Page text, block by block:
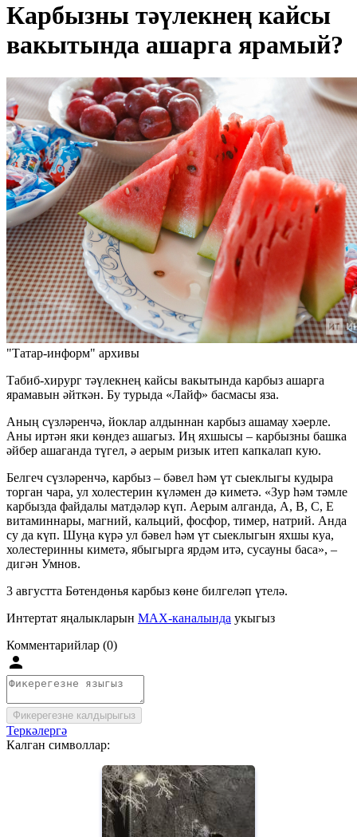
Карбызны тәүлекнең кайсы
вакытында ашарга ярамый?
"Татар-информ" архивы
Табиб-хирург тәүлекнең кайсы вакытында карбыз ашарга
ярамавын әйткән. Бу турыда «Лайф» басмасы яза.
Аның сүзләренчә, йоклар алдыннан карбыз ашамау хәерле.
Аны иртән яки көндез ашагыз. Иң яхшысы – карбызны башка
әйбер ашаганда түгел, ә аерым ризык итеп капкалап кую.
Белгеч сүзләренчә, карбыз – бәвел һәм үт сыеклыгы кудыра
торган чара, ул холестерин күләмен дә киметә. «Зур һәм тәмле
карбызда файдалы матдәләр күп. Аерым алганда, А, В, С, Е
витаминнары, магний, кальций, фосфор, тимер, натрий. Анда
су да күп. Шуңа күрә ул бәвел һәм үт сыеклыгын яхшы куа,
холестеринны киметә, ябыгырга ярдәм итә, сусауны баса», –
дигән Умнов.
3 августта Бөтендөнья карбыз көне билгеләп үтелә.
Интертат яңалыкларын MAX-каналында укыгыз
Комментарийлар (0)
Фикерегезне калдырыгыз
Теркәлергә
Калган символлар: